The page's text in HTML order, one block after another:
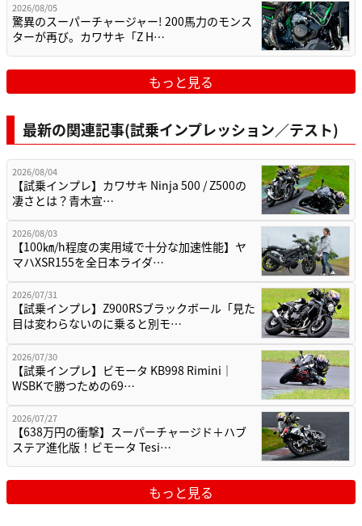
2026/08/05
驚異のスーパーチャージャー! 200馬力のモンス
ターが再び。カワサキ「Z H…
もっと見る
最新の関連記事(試乗インプレッション／テスト)
2026/08/04
【試乗インプレ】カワサキ Ninja 500 / Z500の
凄さとは？青木宣…
2026/08/03
【100㎞/h程度の実用域で十分な加速性能】ヤ
マハXSR155を全日本ライダ…
2026/07/31
【試乗インプレ】Z900RSブラックボール「見た
目は変わらないのに乗ると別モ…
2026/07/30
【試乗インプレ】ビモータ KB998 Rimini｜
WSBKで勝つための69…
2026/07/27
【638万円の衝撃】スーパーチャージド＋ハブ
ステア進化版！ビモータ Tesi…
もっと見る